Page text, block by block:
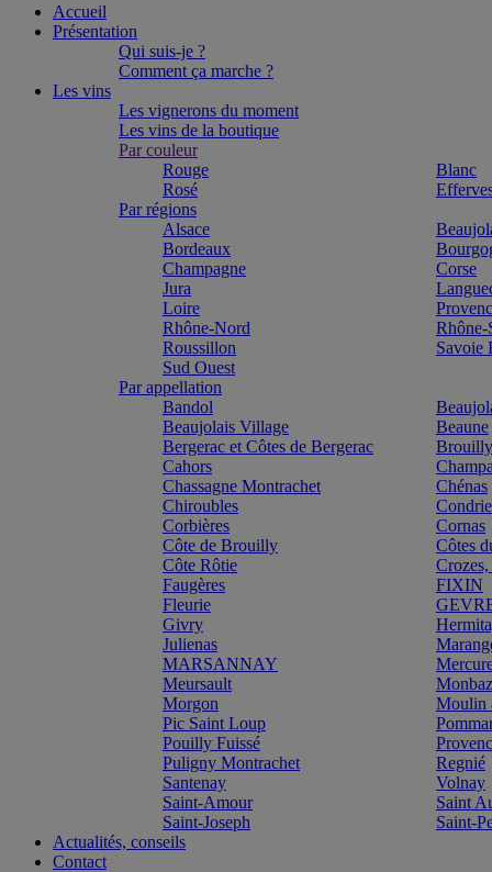
Accueil
Présentation
Qui suis-je ?
Comment ça marche ?
Les vins
Les vignerons du moment
Les vins de la boutique
Par couleur
Rouge
Blanc
Rosé
Par régions
Alsace
Bordeaux
Champagne
Corse
Jura
Loire
Rhône-Nord
Rhône-
Roussillon
Savoie
Sud Ouest
Par appellation
Bandol
Beaujolais Village
Beaune
Bergerac et Côtes de Bergerac
Brouilly
Cahors
Chassagne Montrachet
Chénas
Chiroubles
Corbières
Cornas
Côte de Brouilly
Côtes
Côte Rôtie
Faugères
FIXIN
Fleurie
Givry
Julienas
MARSANNAY
Meursault
Morgon
Moulin
Pic Saint Loup
Pouilly Fuissé
Puligny Montrachet
Regnié
Santenay
Volnay
Saint-Amour
Saint
Saint-Joseph
Saint-
Actualités, conseils
Contact